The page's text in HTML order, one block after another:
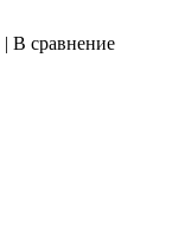
| В сравнение